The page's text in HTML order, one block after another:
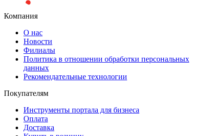
Компания
О нас
Новости
Филиалы
Политика в отношении обработки персональных
данных
Рекомендательные технологии
Покупателям
Инструменты портала для бизнеса
Оплата
Доставка